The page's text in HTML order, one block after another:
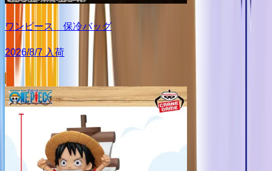
ワンピース 保冷バッグ
2026/8/7 入荷